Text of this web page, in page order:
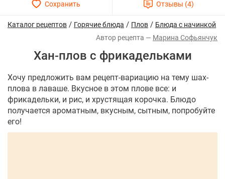
Каталог рецептов / Горячие блюда / Плов / Блюда с начинкой
Марина Софьянчук
Хан-плов с фрикадельками
Хочу предложить вам рецепт-вариацию на тему шах-
плова в лаваше. Вкусное в этом плове все: и
фрикадельки, и рис, и хрустящая корочка. Блюдо
получается ароматным, вкусным, сытным, попробуйте
его!